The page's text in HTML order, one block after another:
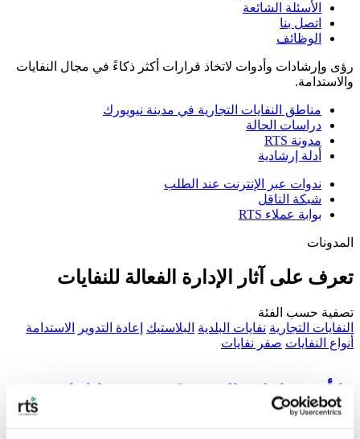
الأسئلة الشائعة
اتصل بنا
الوظائف
رؤى وإرشادات وأدوات لاتخاذ قرارات أكثر ذكاءً في مجال النفايات
والاستدامة.
مناطق النفايات التجارية في مدينة نيويورك
دراسات الحالة
مدونة RTS
أدلة إرشادية
ندوات عبر الإنترنت عند الطلب
شبكة الناقل
بوابة عملاء RTS
المدونات
تعرف على آثار الإدارة الفعالة للنفايات
تصفية حسب الفئة
النفايات التجارية نفايات البلدية البلاستيك إعادة التدوير
الاستدامة
أنواع النفايات صفر نفايات
ما أهمية إعادة التدوير؟ حقيقة نفاياتنا